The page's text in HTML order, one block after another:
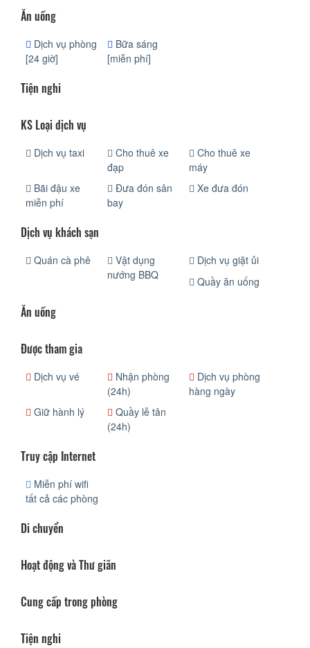
Ăn uống
Dịch vụ phòng
[24 giờ]
Bữa sáng
[miễn phí]
Tiện nghi
KS Loại dịch vụ
Dịch vụ taxi
Cho thuê xe
đạp
Cho thuê xe
máy
Bãi đậu xe
miễn phí
Đưa đón sân
bay
Xe đưa đón
Dịch vụ khách sạn
Quán cà phê
Vật dụng
nướng BBQ
Dịch vụ giặt ủi
Quầy ăn uống
Ăn uống
Được tham gia
Dịch vụ vé
Nhận phòng
(24h)
Dịch vụ phòng
hàng ngày
Giữ hành lý
Quầy lễ tân
(24h)
Truy cập Internet
Miễn phí wifi
tất cả các phòng
Di chuyển
Hoạt động và Thư giãn
Cung cấp trong phòng
Tiện nghi